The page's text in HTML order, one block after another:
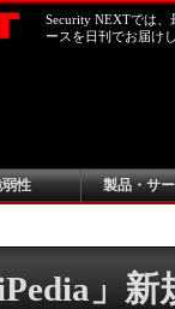
Security NEXTでは
ースを日刊でお届け
性 製品・サ
」新